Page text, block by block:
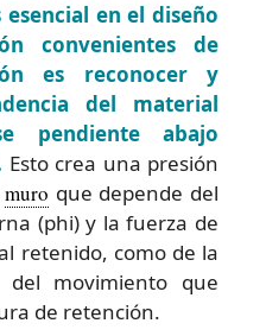
en el diseño
convenientes de
es reconocer y
del material
pendiente abajo
Esto crea una presión
muro que depende del
(phi) y la fuerza de
retenido, como de la
movimiento que
de retención.